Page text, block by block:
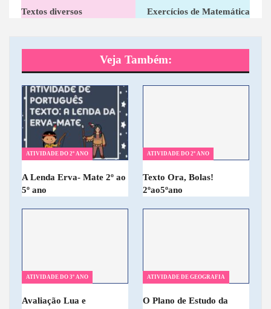
Textos diversos Exercícios de Matemática
Veja Também:
ATIVIDADE DO 2º ANO
A Lenda Erva- Mate 2º ao
5º ano
ATIVIDADE DO 2º ANO
Texto Ora, Bolas!
2ºao5ºano
ATIVIDADE DO 3º ANO
Avaliação Lua e
ATIVIDADE DE GEOGRAFIA
O Plano de Estudo da